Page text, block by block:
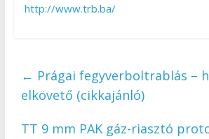
http://www.trb.ba/
← Prágai fegyverboltrablás –
elkövető (cikkajánló)
TT 9 mm PAK gáz-riasztó